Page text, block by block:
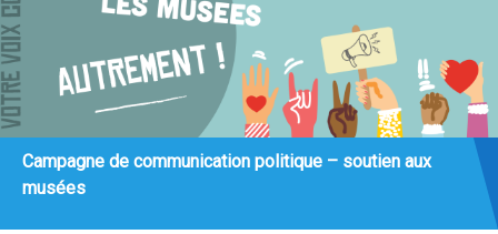
Campagne de communication politique – soutien aux
musées